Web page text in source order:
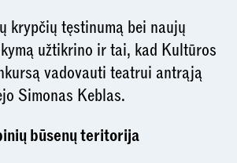
krypčių tęstinumą bei naujų
užtikrino ir tai, kad Kultūros
vadovauti teatrui antrąją
Simonas Keblas.
būsenų teritorija